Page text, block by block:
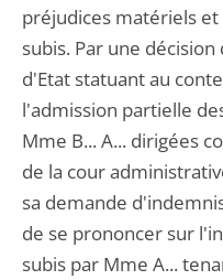
préjudices matériels
subis. Par une
d'Etat statuant au
l'admission partielle
Mme B... A... dirigées
de la cour
sa demande
de se prononcer sur
subis par Mme A...